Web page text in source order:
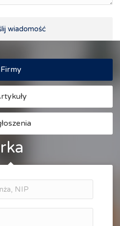
Wyślij wiadomość
Firmy